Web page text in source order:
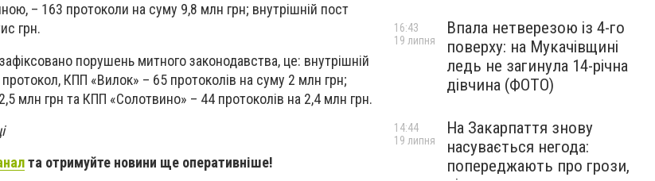
– 163 протоколи на суму 9,8 млн грн; внутрішній пост
грн.
порушень митного законодавства, це: внутрішній
КПП «Вилок» – 65 протоколів на суму 2 млн грн;
млн грн та КПП «Солотвино» – 44 протоколів на 2,4 млн грн.
та отримуйте новини ще оперативніше!
Впала нетверезою із 4-го
поверху: на Мукачівщині
ледь не загинула 14-річна
дівчина (ФОТО)
16:43
19 липня
На Закарпаття знову
насувається негода:
попереджають про грози,
14:44
19 липня